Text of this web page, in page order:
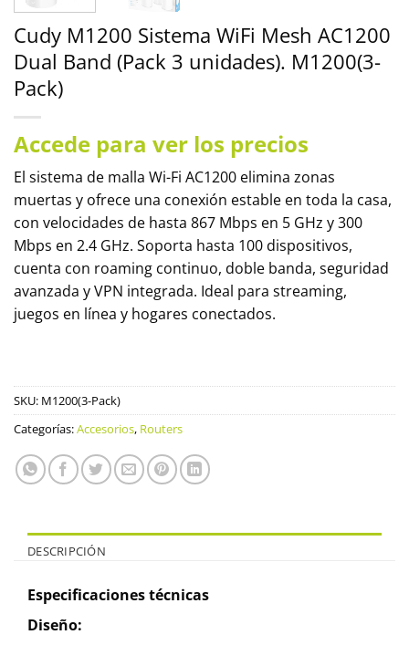
Cudy M1200 Sistema WiFi Mesh AC1200
Dual Band (Pack 3 unidades). M1200(3-
Pack)
Accede para ver los precios
El sistema de malla Wi-Fi AC1200 elimina zonas
muertas y ofrece una conexión estable en toda la casa,
con velocidades de hasta 867 Mbps en 5 GHz y 300
Mbps en 2.4 GHz. Soporta hasta 100 dispositivos,
cuenta con roaming continuo, doble banda, seguridad
avanzada y VPN integrada. Ideal para streaming,
juegos en línea y hogares conectados.
SKU: M1200(3-Pack)
Categorías:Accesorios, Routers
DESCRIPCIÓN
Especificaciones técnicas
Diseño: